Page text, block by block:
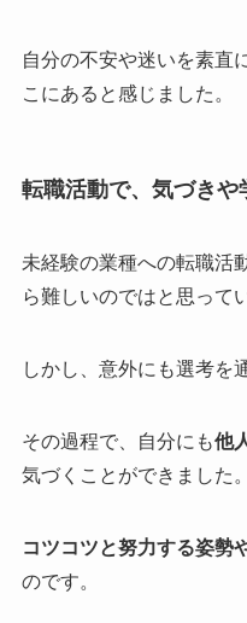
自分の不安や迷いを素直
こにあると感じました。
転職活動で、気づきや
未経験の業種への転職活
ら難しいのではと思って
しかし、意外にも選考を
その過程で、自分にも他
気づくことができました。
コツコツと努力する姿勢
のです。